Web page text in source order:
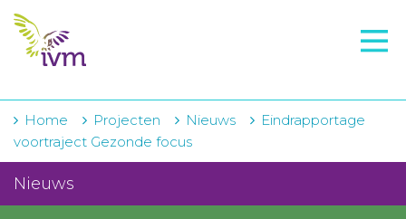
VMI
IVM-academie
Zorginstellingen
Voorschrijfgedrag
Home Projecten Nieuws
Eindrapportage
voortraject Gezonde focus
Nieuws